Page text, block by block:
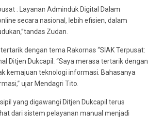
: Layanan Adminduk Digital Dalam
secara nasional, lebih efisien, dalam
Zudan.
dengan tema Rakornas “SIAK Terpusat:
Ditjen Dukcapil. “Saya merasa tertarik dengan
kemajuan teknologi informasi. Bahasanya
ujar Mendagri Tito.
yang digawangi Ditjen Dukcapil terus
dari sistem pelayanan manual menjadi